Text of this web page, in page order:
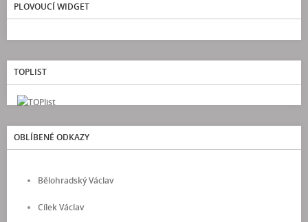
PLOVOUCÍ WIDGET
TOPLIST
OBLÍBENÉ ODKAZY
Bělohradský Václav
Cílek Václav